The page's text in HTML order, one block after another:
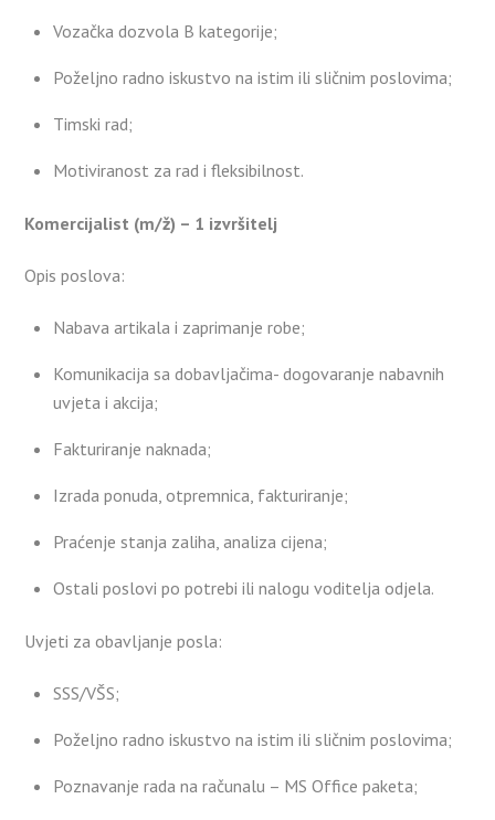
Vozačka dozvola B kategorije;
Poželjno radno iskustvo na istim ili sličnim poslovima;
Timski rad;
Motiviranost za rad i fleksibilnost.
Komercijalist (m/ž) – 1 izvršitelj
Opis poslova:
Nabava artikala i zaprimanje robe;
Komunikacija sa dobavljačima- dogovaranje nabavnih
uvjeta i akcija;
Fakturiranje naknada;
Izrada ponuda, otpremnica, fakturiranje;
Praćenje stanja zaliha, analiza cijena;
Ostali poslovi po potrebi ili nalogu voditelja odjela.
Uvjeti za obavljanje posla:
SSS/VŠS;
Poželjno radno iskustvo na istim ili sličnim poslovima;
Poznavanje rada na računalu – MS Office paketa;